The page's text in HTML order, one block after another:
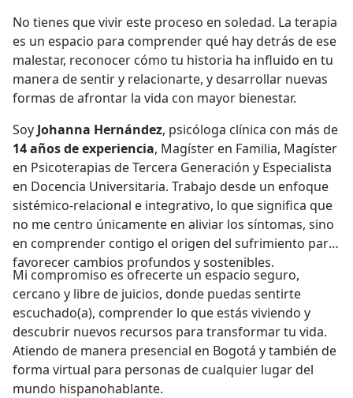
No tienes que vivir este proceso en soledad. La terapia
es un espacio para comprender qué hay detrás de ese
malestar, reconocer cómo tu historia ha influido en tu
manera de sentir y relacionarte, y desarrollar nuevas
formas de afrontar la vida con mayor bienestar.
Soy Johanna Hernández, psicóloga clínica con más de
14 años de experiencia, Magíster en Familia, Magíster
en Psicoterapias de Tercera Generación y Especialista
en Docencia Universitaria. Trabajo desde un enfoque
sistémico-relacional e integrativo, lo que significa que
no me centro únicamente en aliviar los síntomas, sino
en comprender contigo el origen del sufrimiento para
favorecer cambios profundos y sostenibles.
Mi compromiso es ofrecerte un espacio seguro,
cercano y libre de juicios, donde puedas sentirte
escuchado(a), comprender lo que estás viviendo y
descubrir nuevos recursos para transformar tu vida.
Atiendo de manera presencial en Bogotá y también de
forma virtual para personas de cualquier lugar del
mundo hispanohablante.